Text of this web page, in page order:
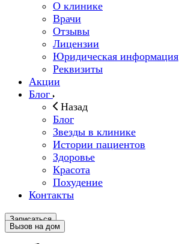
О клинике
Врачи
Отзывы
Лицензии
Юридическая информация
Реквизиты
Акции
Блог
Назад
Блог
Звезды в клинике
Истории пациентов
Здоровье
Красота
Похудение
Контакты
Записаться
Вызов на дом